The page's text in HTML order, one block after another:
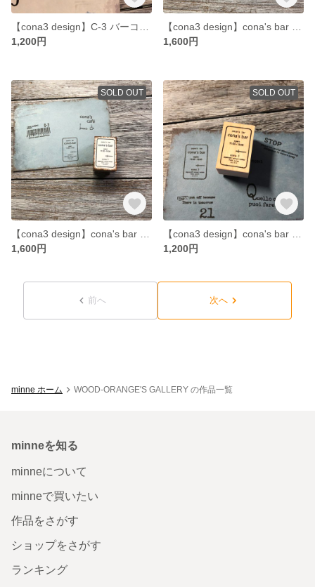
1,200円
1,600円
SOLD OUT
1,600円
SOLD OUT
1,200円
前へ 次へ
minne ホーム WOOD-ORANGE'S GALLERY の作品一覧
minneを知る
minneについて
minneで買いたい
作品をさがす
ショップをさがす
ランキング